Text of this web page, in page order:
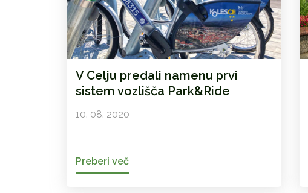
V Celju predali namenu prvi
sistem vozlišča Park&Ride
10. 08. 2020
Preberi več